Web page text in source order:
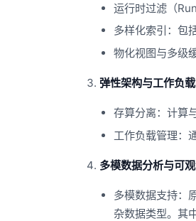
运行时过滤（
多样化索引：包
物化视图与多级
弹性架构与工作负
存算分离：计算
工作负载管理：
多模数据分析与可
多模数据支持：
杂数据类型。其